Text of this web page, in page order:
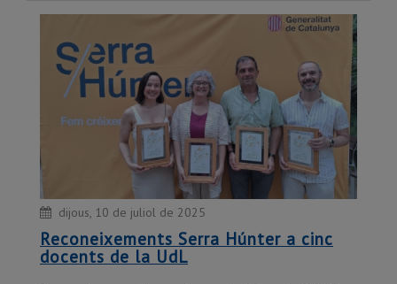
dijous, 10 de juliol de 2025
Reconeixements Serra Húnter a cinc
docents de la UdL